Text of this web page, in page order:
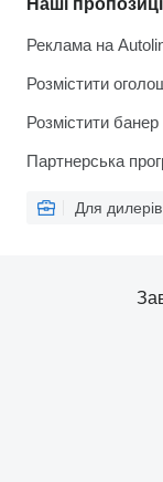
Наші
Реклама на
Розмістити
Розмістити банер
Партнерська
Для дилерів